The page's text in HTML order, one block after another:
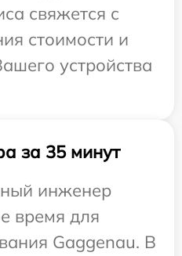
свяжется с
стоимости и
устройства
за 35 минут
инженер
время для
Gaggenau. В